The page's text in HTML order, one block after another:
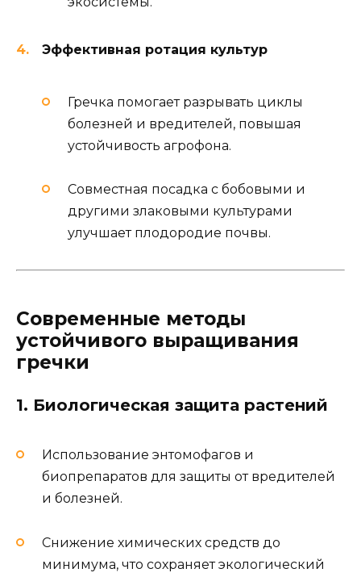
Эффективная ротация культур
Гречка помогает разрывать циклы
болезней и вредителей, повышая
устойчивость агрофона.
Совместная посадка с бобовыми и
другими злаковыми культурами
улучшает плодородие почвы.
Современные методы
устойчивого выращивания
гречки
1. Биологическая защита растений
Использование энтомофагов и
биопрепаратов для защиты от вредителей
и болезней.
Снижение химических средств до
минимума, что сохраняет экологический